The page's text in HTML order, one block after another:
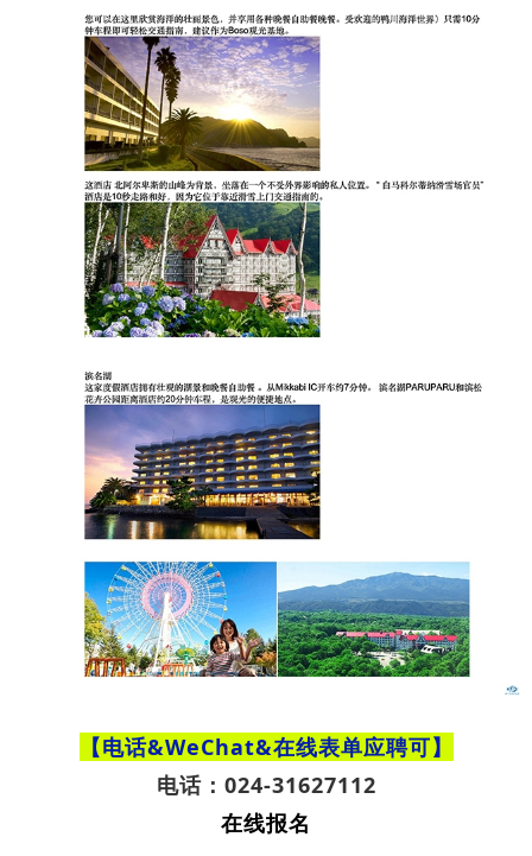
【电话&WeChat&在线表单应聘可】
电话：024-31627112
在线报名